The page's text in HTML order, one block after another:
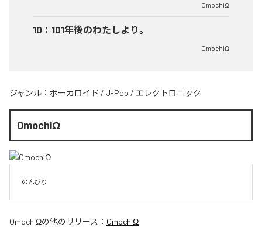
OmochiΩ
10 ： 101年後のわたしより。
OmochiΩ
ジャンル： ボーカロイド / J-Pop / エレクトロニック
OmochiΩ
のんびり
OmochiΩの他のリリース： OmochiΩ